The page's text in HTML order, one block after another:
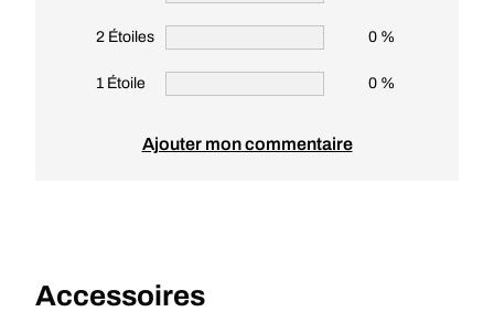
2 Étoiles 0 %
1 Étoile 0 %
Ajouter mon commentaire
Accessoires